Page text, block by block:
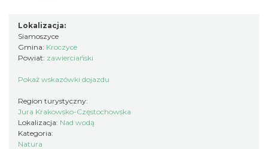
Lokalizacja:
Siamoszyce
Gmina: Kroczyce
Powiat: zawierciański
Pokaż wskazówki dojazdu
Region turystyczny:
Jura Krakowsko-Częstochowska
Lokalizacja: Nad wodą
Kategoria:
Natura